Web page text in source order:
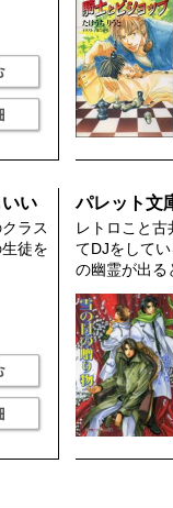
い
ラス
徒を
パレット文
レトロこと
てDJをして
の幽霊が出